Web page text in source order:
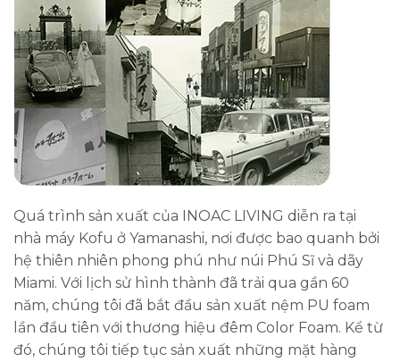
Quá trình sản xuất của INOAC LIVING diễn ra tại
nhà máy Kofu ở Yamanashi, nơi được bao quanh bởi
hệ thiên nhiên phong phú như núi Phú Sĩ và dãy
Miami. Với lịch sử hình thành đã trải qua gần 60
năm, chúng tôi đã bắt đầu sản xuất nệm PU foam
lần đầu tiên với thương hiệu đêm Color Foam. Kể từ
đó, chúng tôi tiếp tục sản xuất những mặt hàng